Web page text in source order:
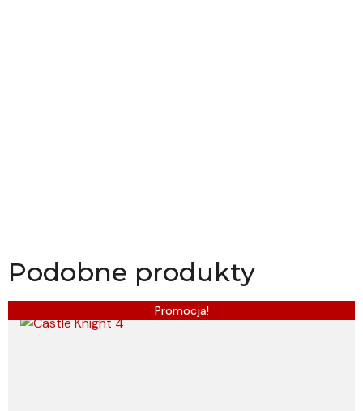
Podobne produkty
Promocja!